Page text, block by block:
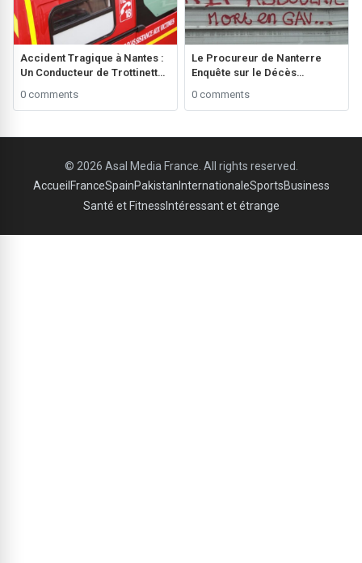
Accident Tragique à Nantes :
Un Conducteur de Trottinette
0 comments
Le Procureur de Nanterre
Enquête sur le Décès
Commissariat de Bagneux
0 comments
© 2026 Asal Media France. All rights reserved.
Accueil FranceSpainPakistan InternationaleSportsBusiness
Santé et Fitness Intéressant et étrange